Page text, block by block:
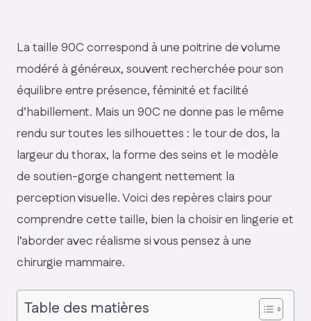
La taille 90C correspond à une poitrine de volume
modéré à généreux, souvent recherchée pour son
équilibre entre présence, féminité et facilité
d’habillement. Mais un 90C ne donne pas le même
rendu sur toutes les silhouettes : le tour de dos, la
largeur du thorax, la forme des seins et le modèle
de soutien-gorge changent nettement la
perception visuelle. Voici des repères clairs pour
comprendre cette taille, bien la choisir en lingerie et
l’aborder avec réalisme si vous pensez à une
chirurgie mammaire.
Table des matières